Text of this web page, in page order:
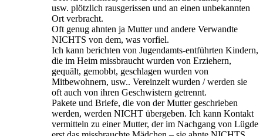
usw. plötzlich rausgerissen und an einen unbekannten
Ort verbracht.
Oft genug ahnten ja Mutter und andere Verwandte
NICHTS von dem, was vorfiel.
Ich kann berichten von Jugendamts-entführten Kindern,
die im Heim missbraucht wurden von Erziehern,
gequält, gemobbt, geschlagen wurden von
Mitbewohnern, usw.. Vereinzelt wurden / werden sie
oft auch von ihren Geschwistern getrennt.
Pakete und Briefe, die von der Mutter geschrieben
werden, werden NICHT übergeben. Ich kann Kontakt
vermitteln zu einer Mutter, der im Nachgang von Lügde